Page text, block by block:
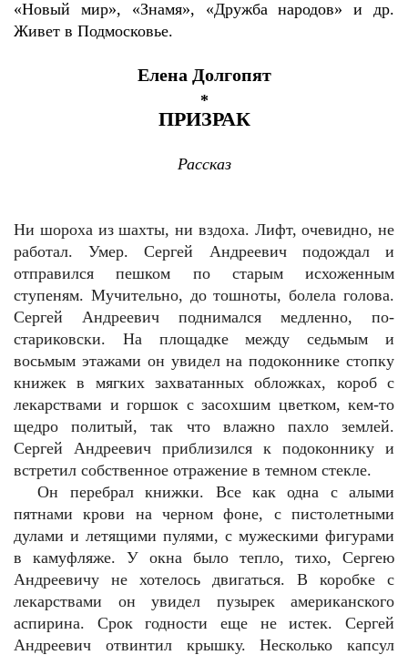
«Новый мир», «Знамя», «Дружба народов» и др.
Живет в Подмосковье.
Елена Долгопят
*
ПРИЗРАК
Рассказ
Ни шороха из шахты, ни вздоха. Лифт, очевидно, не
работал. Умер. Сергей Андреевич подождал и
отправился пешком по старым исхоженным
ступеням. Мучительно, до тошноты, болела голова.
Сергей Андреевич поднимался медленно, по-
стариковски. На площадке между седьмым и
восьмым этажами он увидел на подоконнике стопку
книжек в мягких захватанных обложках, короб с
лекарствами и горшок с засохшим цветком, кем-то
щедро политый, так что влажно пахло землей.
Сергей Андреевич приблизился к подоконнику и
встретил собственное отражение в темном стекле.
Он перебрал книжки. Все как одна с алыми
пятнами крови на черном фоне, с пистолетными
дулами и летящими пулями, с мужескими фигурами
в камуфляже. У окна было тепло, тихо, Сергею
Андреевичу не хотелось двигаться. В коробке с
лекарствами он увидел пузырек американского
аспирина. Срок годности еще не истек. Сергей
Андреевич отвинтил крышку. Несколько капсул